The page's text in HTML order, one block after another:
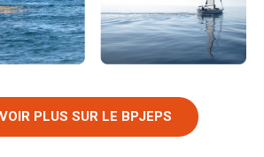
PLUS SUR LE BPJEPS